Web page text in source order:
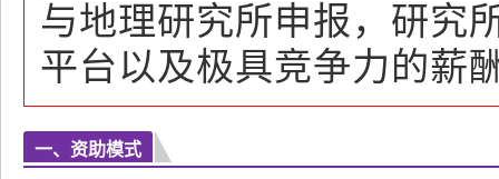
与地理研究所申报，研究
平台以及极具竞争力的薪
一、资助模式